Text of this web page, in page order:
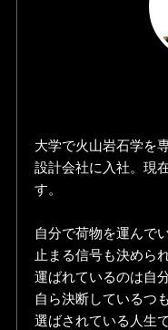
大学で火山岩石学を
設計会社に入社。現
す。
自分で荷物を運んで
止まる信号も決めら
運ばれているのは自
自ら決断しているつ
選ばされている人生